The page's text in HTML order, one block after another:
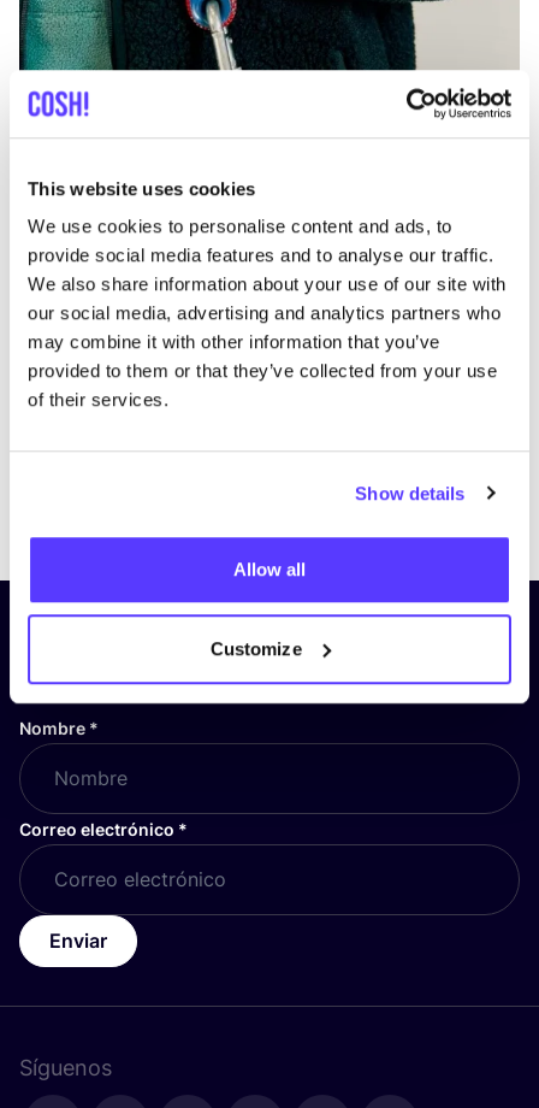
This website uses cookies
We use cookies to personalise content and ads, to
provide social media features and to analyse our traffic.
We also share information about your use of our site with
our social media, advertising and analytics partners who
may combine it with other information that you’ve
provided to them or that they’ve collected from your use
of their services.
Show details
Allow all
Customize
PreviousNext
¡Suscríbete a nuestro boletín
y mantente informado!
Nombre *
Correo electrónico *
Enviar
Síguenos